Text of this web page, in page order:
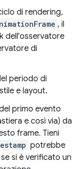
di rendering,
, il
dell'osservatore
di
periodo di
e layout.
primo evento
e così via) da
frame. Tieni
potrebbe
si è verificato un